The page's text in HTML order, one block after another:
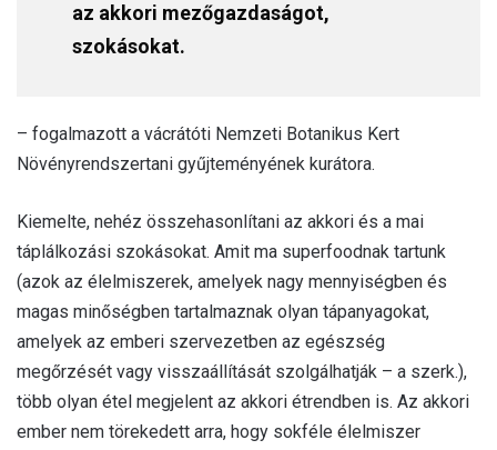
az akkori mezőgazdaságot,
szokásokat.
– fogalmazott a vácrátóti Nemzeti Botanikus Kert
Növényrendszertani gyűjteményének kurátora.
Kiemelte, nehéz összehasonlítani az akkori és a mai
táplálkozási szokásokat. Amit ma superfoodnak tartunk
(azok az élelmiszerek, amelyek nagy mennyiségben és
magas minőségben tartalmaznak olyan tápanyagokat,
amelyek az emberi szervezetben az egészség
megőrzését vagy visszaállítását szolgálhatják – a szerk.),
több olyan étel megjelent az akkori étrendben is. Az akkori
ember nem törekedett arra, hogy sokféle élelmiszer